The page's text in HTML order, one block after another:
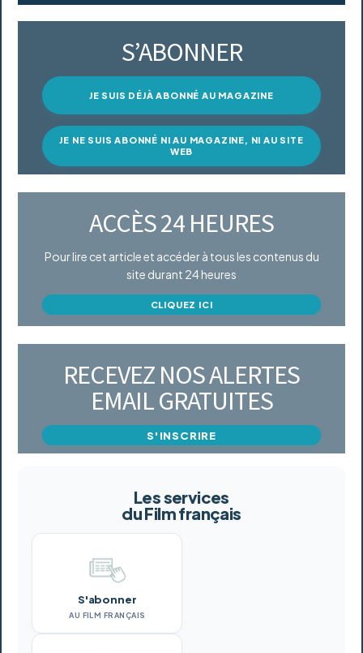
S’ABONNER
JE SUIS DÉJÀ ABONNÉ AU MAGAZINE
JE NE SUIS ABONNÉ NI AU MAGAZINE, NI AU SITE
WEB
ACCÈS 24 HEURES
Pour lire cet article et accéder à tous les contenus du
site durant 24 heures
CLIQUEZ ICI
RECEVEZ NOS ALERTES
EMAIL GRATUITES
S'INSCRIRE
Les services
du Film français
S'abonner
AU FILM FRANÇAIS